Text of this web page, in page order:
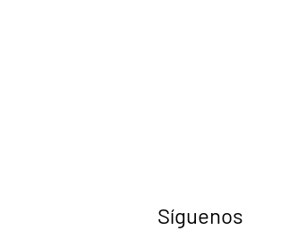
Síguenos